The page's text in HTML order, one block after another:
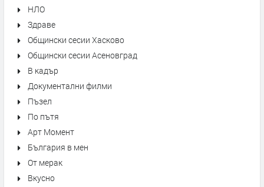
НЛО
Здраве
Общински сесии Хасково
Общински сесии Асеновград
В кадър
Документални филми
Пъзел
По пътя
Арт Момент
България в мен
От мерак
Вкусно